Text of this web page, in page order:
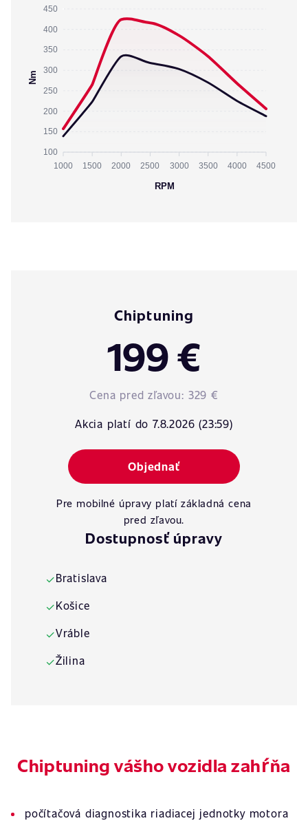
450
400
350
300
250
200
150
100
Nm
1000 1500 2000 2500 3000 3500 4000 4500
RPM
Chiptuning
199 €
Cena pred zľavou: 329 €
Akcia platí do 7.8.2026 (23:59)
Objednať
Pre mobilné úpravy platí základná cena
pred zľavou.
Dostupnosť úpravy
✓Bratislava
✓Košice
✓Vráble
✓Žilina
Chiptuning vášho vozidla zahŕňa
počítačová diagnostika riadiacej jednotky motora